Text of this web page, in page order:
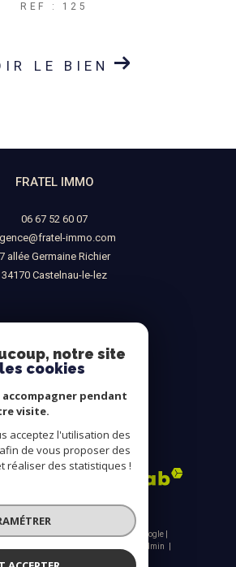
REF : 125
LE BIEN
FRATEL IMMO
06 67 52 60 07
immo.com
7 allée Germaine Richier
34170
castelnau-le-lez
ADHÉRENTS
réservés | Traduction powered by Google |
Admin
notre site
cookies
pendant
visite.
acceptez l'utilisation des
de vous proposer des
réaliser des statistiques !